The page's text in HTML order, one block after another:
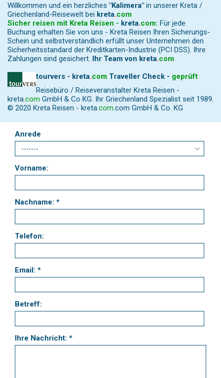
Willkommen und ein herzliches "Kalimera" in unserer Kreta /
Griechenland-Reisewelt bei kreta.com
Sicher reisen mit Kreta Reisen - kreta.com: Für jede
Buchung erhalten Sie von uns - Kreta Reisen Ihren Sicherungs-
Schein und selbstverständlich erfüllt unser Unternehmen den
Sicherheitsstandard der Kreditkarten-Industrie (PCI DSS). Ihre
Zahlungen sind gesichert. Ihr Team von kreta.com
tourvers - kreta.com Traveller Check - geprüft
Reisebüro / Reiseveranstalter Kreta Reisen -
kreta.com GmbH & Co KG. Ihr Griechenland Spezialist seit 1989.
© 2020 Kreta Reisen - kreta.com.com GmbH & Co. KG
Anrede
Vorname:
Nachname: *
Telefon:
Email: *
Betreff:
Ihre Nachricht: *